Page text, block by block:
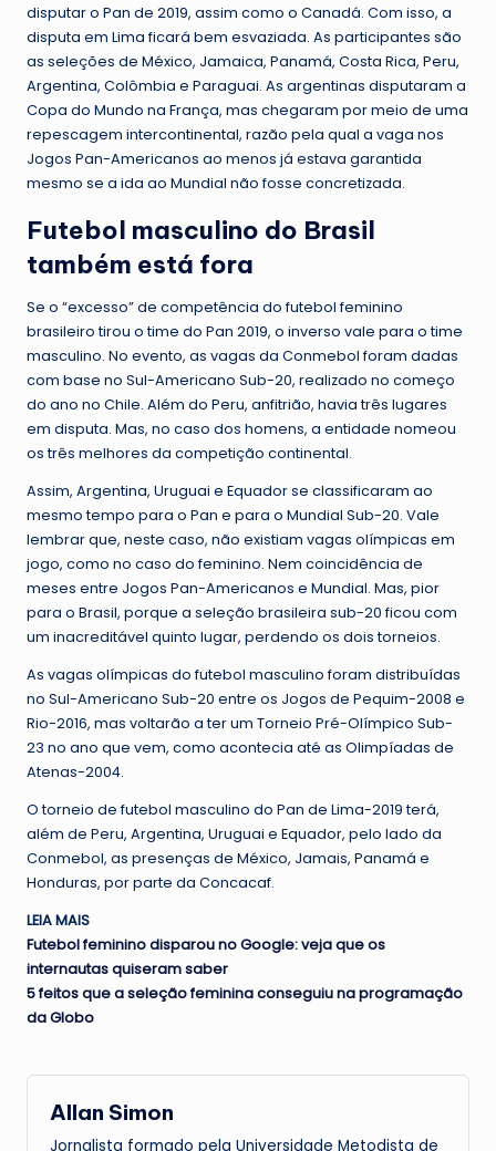
disputar o Pan de 2019, assim como o Canadá. Com isso, a
disputa em Lima ficará bem esvaziada. As participantes são
as seleções de México, Jamaica, Panamá, Costa Rica, Peru,
Argentina, Colômbia e Paraguai. As argentinas disputaram a
Copa do Mundo na França, mas chegaram por meio de uma
repescagem intercontinental, razão pela qual a vaga nos
Jogos Pan-Americanos ao menos já estava garantida
mesmo se a ida ao Mundial não fosse concretizada.
Futebol masculino do Brasil
também está fora
Se o “excesso” de competência do futebol feminino
brasileiro tirou o time do Pan 2019, o inverso vale para o time
masculino. No evento, as vagas da Conmebol foram dadas
com base no Sul-Americano Sub-20, realizado no começo
do ano no Chile. Além do Peru, anfitrião, havia três lugares
em disputa. Mas, no caso dos homens, a entidade nomeou
os três melhores da competição continental.
Assim, Argentina, Uruguai e Equador se classificaram ao
mesmo tempo para o Pan e para o Mundial Sub-20. Vale
lembrar que, neste caso, não existiam vagas olímpicas em
jogo, como no caso do feminino. Nem coincidência de
meses entre Jogos Pan-Americanos e Mundial. Mas, pior
para o Brasil, porque a seleção brasileira sub-20 ficou com
um inacreditável quinto lugar, perdendo os dois torneios.
As vagas olímpicas do futebol masculino foram distribuídas
no Sul-Americano Sub-20 entre os Jogos de Pequim-2008 e
Rio-2016, mas voltarão a ter um Torneio Pré-Olímpico Sub-
23 no ano que vem, como acontecia até as Olimpíadas de
Atenas-2004.
O torneio de futebol masculino do Pan de Lima-2019 terá,
além de Peru, Argentina, Uruguai e Equador, pelo lado da
Conmebol, as presenças de México, Jamais, Panamá e
Honduras, por parte da Concacaf.
LEIA MAIS
Futebol feminino disparou no Google: veja que os
internautas quiseram saber
5 feitos que a seleção feminina conseguiu na programação
da Globo
Allan Simon
Jornalista formado pela Universidade Metodista de